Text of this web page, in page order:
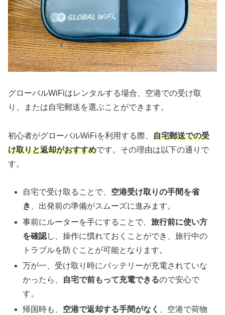
グローバルWiFiはレンタルする場合、空港での受け取
り、または自宅郵送を選ぶことができます。
初心者がグローバルWiFiを利用する際、 自宅郵送での受
け取りと返却がおすすめです。その理由は以下の通りで
す。
自宅で受け取ることで、 空港受け取りの手間を省
き 、出発前の準備がスムーズに進みます。
事前にルーターを手にすることで、旅行前に使い方
を確認し、操作に慣れておくことができ、旅行中の
トラブルを防ぐことが可能となります。
万が一、受け取り時にバッテリーが充電されていな
かったら、
自宅で前もって充電できるので安心で
す。
帰国時も、 空港で返却する手間がなく
、空港で荷物